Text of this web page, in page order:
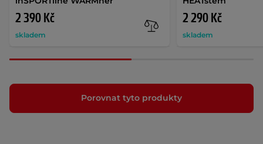
2 390 Kč
skladem
2 290 Kč
skladem
Porovnat tyto produkty